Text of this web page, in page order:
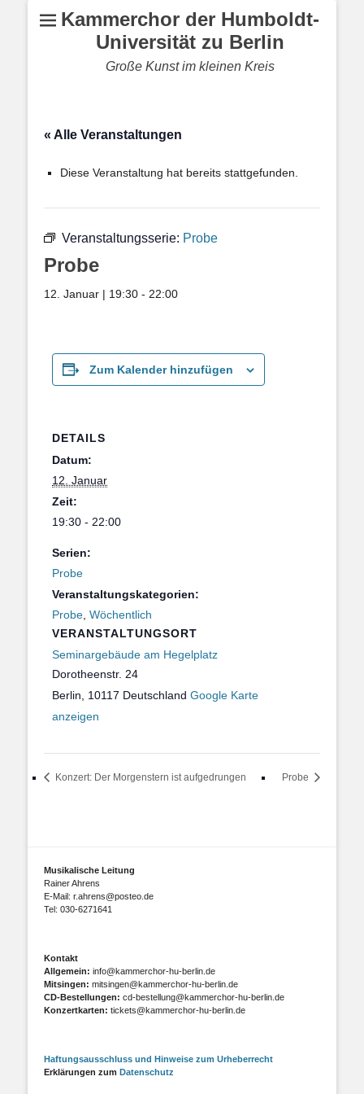
Kammerchor der Humboldt-
Universität zu Berlin
Große Kunst im kleinen Kreis
« Alle Veranstaltungen
Diese Veranstaltung hat bereits stattgefunden.
Veranstaltungsserie: Probe
Probe
12. Januar | 19:30 - 22:00
Zum Kalender hinzufügen
DETAILS
Datum:
12. Januar
Zeit:
19:30 - 22:00
Serien:
Probe
Veranstaltungskategorien:
Probe Wöchentlich
VERANSTALTUNGSORT
Seminargebäude am Hegelplatz
Dorotheenstr. 24
Berlin
10117 Deutschland Google Karte
anzeigen
Konzert: Der Morgenstern ist aufgedrungen Probe
Musikalische Leitung
Rainer Ahrens
E-Mail: r.ahrens@posteo.de
Tel: 030-6271641
Kontakt
Allgemein: info@kammerchor-hu-berlin.de
Mitsingen: mitsingen@kammerchor-hu-berlin.de
CD-Bestellungen: cd-bestellung@kammerchor-hu-berlin.de
Konzertkarten: tickets@kammerchor-hu-berlin.de
Haftungsausschluss und Hinweise zum Urheberrecht
Erklärungen zum Datenschutz